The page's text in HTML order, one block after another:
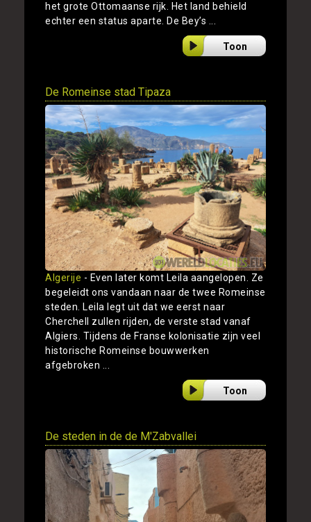
het grote Ottomaanse rijk. Het land behield
echter een status aparte. De Bey’s ...
Toon
De Romeinse stad Tipaza
Algerije - Even later komt Leila aangelopen. Ze
begeleidt ons vandaan naar de twee Romeinse
steden. Leila legt uit dat we eerst naar
Cherchell zullen rijden, de verste stad vanaf
Algiers. Tijdens de Franse kolonisatie zijn veel
historische Romeinse bouwwerken
afgebroken ...
Toon
De steden in de de M'Zabvallei